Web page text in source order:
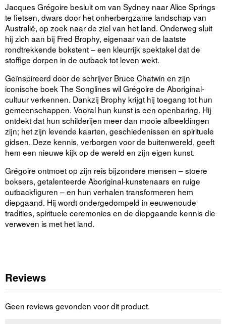
Jacques Grégoire besluit om van Sydney naar Alice Springs
te fietsen, dwars door het onherbergzame landschap van
Australië, op zoek naar de ziel van het land. Onderweg sluit
hij zich aan bij Fred Brophy, eigenaar van de laatste
rondtrekkende bokstent – een kleurrijk spektakel dat de
stoffige dorpen in de outback tot leven wekt.
Geïnspireerd door de schrijver Bruce Chatwin en zijn
iconische boek The Songlines wil Grégoire de Aboriginal-
cultuur verkennen. Dankzij Brophy krijgt hij toegang tot hun
gemeenschappen. Vooral hun kunst is een openbaring. Hij
ontdekt dat hun schilderijen meer dan mooie afbeeldingen
zijn; het zijn levende kaarten, geschiedenissen en spirituele
gidsen. Deze kennis, verborgen voor de buitenwereld, geeft
hem een nieuwe kijk op de wereld en zijn eigen kunst.
Grégoire ontmoet op zijn reis bijzondere mensen – stoere
boksers, getalenteerde Aboriginal-kunstenaars en ruige
outbackfiguren – en hun verhalen transformeren hem
diepgaand. Hij wordt ondergedompeld in eeuwenoude
tradities, spirituele ceremonies en de diepgaande kennis die
verweven is met het land.
Reviews
Geen reviews gevonden voor dit product.